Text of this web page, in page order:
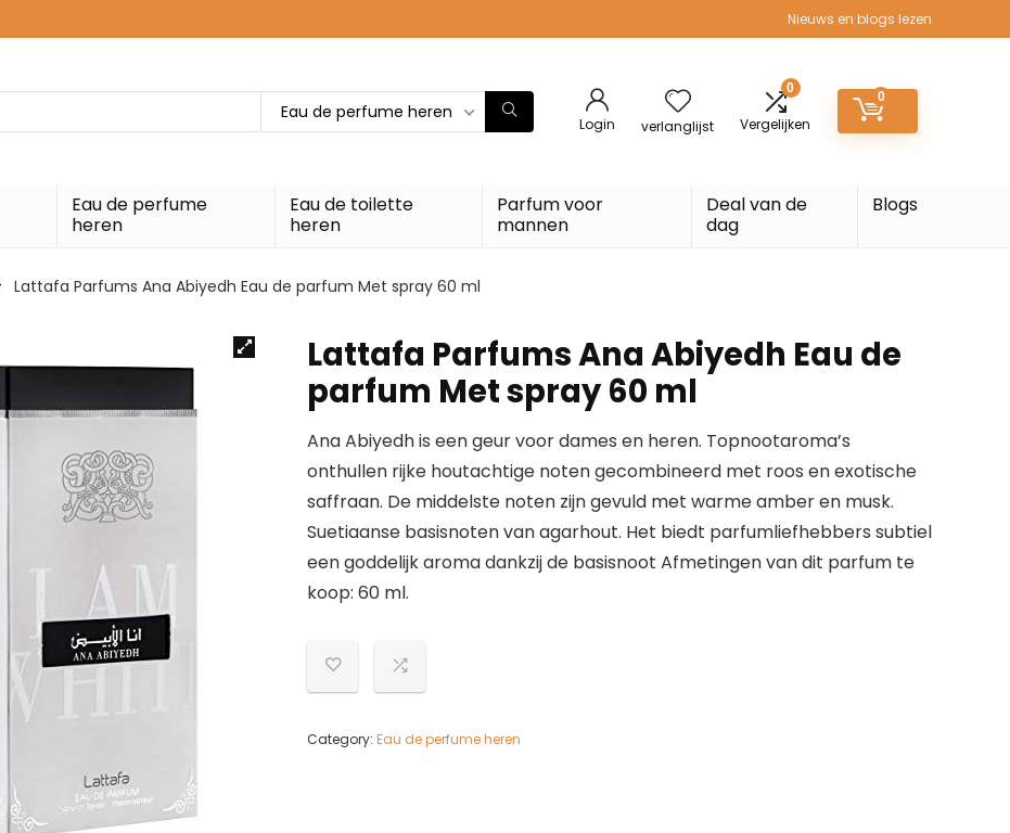
Nieuws en blogs lezen
Eau de perfume heren
Login verlanglijst
0
Vergelijken
0
Eau de perfume
heren
Eau de toilette
heren
Parfum voor
mannen
Deal van de
dag
Blogs
Lattafa Parfums Ana Abiyedh Eau de parfum Met spray 60 ml
Lattafa Parfums Ana Abiyedh Eau de
parfum Met spray 60 ml
Ana Abiyedh is een geur voor dames en heren. Topnootaroma’s
onthullen rijke houtachtige noten gecombineerd met roos en exotische
saffraan. De middelste noten zijn gevuld met warme amber en musk.
Suetiaanse basisnoten van agarhout. Het biedt parfumliefhebbers subtiel
een goddelijk aroma dankzij de basisnoot Afmetingen van dit parfum te
koop: 60 ml.
Category: Eau de perfume heren